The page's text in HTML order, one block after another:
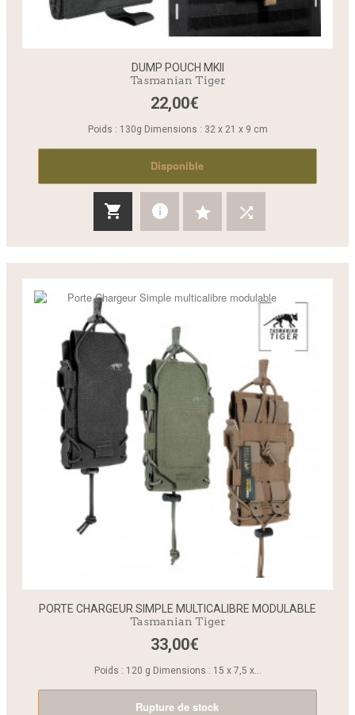
DUMP POUCH MKII
Tasmanian Tiger
22,00€
Poids : 130g Dimensions : 32 x 21 x 9 cm
Disponible
PORTE CHARGEUR SIMPLE MULTICALIBRE MODULABLE
Tasmanian Tiger
33,00€
Poids : 120 g Dimensions : 15 x 7,5 x...
Rupture de stock